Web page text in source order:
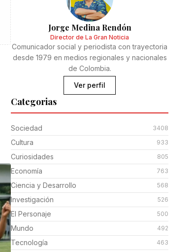
Jorge Medina Rendón
Director de La Gran Noticia
Comunicador social y periodista con trayectoria
desde 1979 en medios regionales y nacionales
de Colombia.
Ver perfil
Categorias
Sociedad 3408
Cultura 933
Curiosidades 805
Economía 763
Ciencia y Desarrollo 568
Investigación 526
El Personaje 500
Mundo 492
Tecnología 463